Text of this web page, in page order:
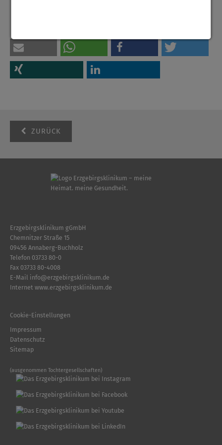
ZURÜCK
Erzgebirgsklinikum gGmbH
Chemnitzer Straße 15
09456 Annaberg-Buchholz
Telefon 03733 80-0
Fax 03733 80-4008
E-Mail info@erzgebirgsklinikum.de
Internet www.erzgebirgsklinikum.de
Cookie-Einstellungen
Impressum
Datenschutz
Sitemap
(ausgenommen Tochtergesellschaften)